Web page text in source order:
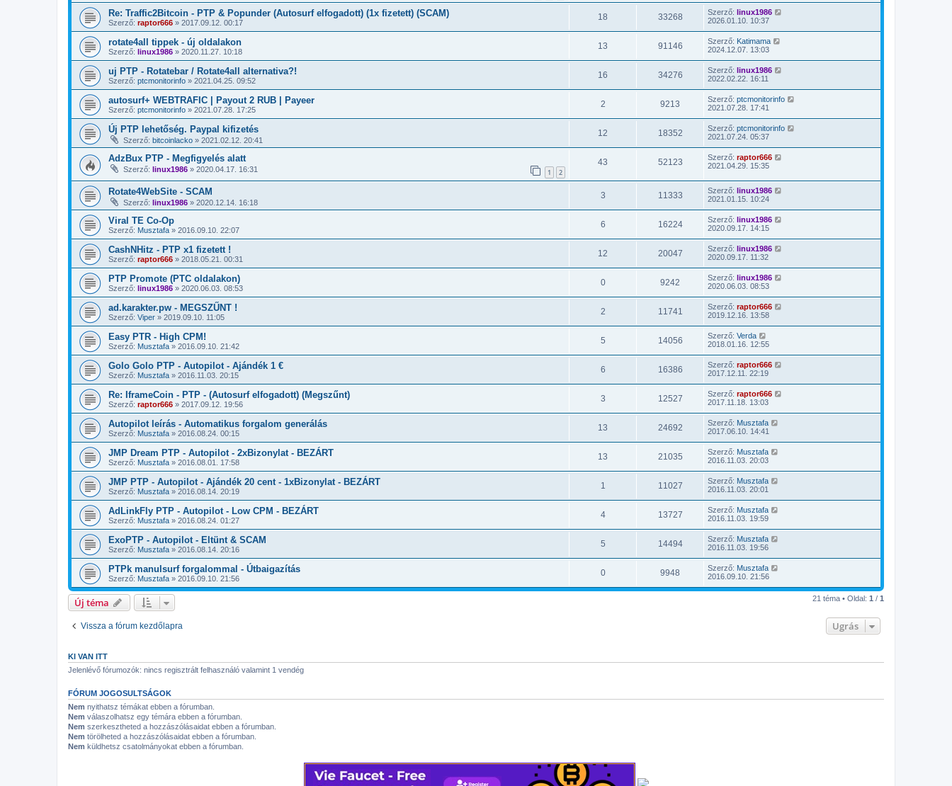
Re: Traffic2Bitcoin - PTP & Popunder (Autosurf elfogadott) (1x fizetett) (SCAM)
Szerző: raptor666 » 2017.09.12. 00:17
18 33268 Szerző: linux1986
2026.01.10. 10:37
rotate4all tippek - új oldalakon
Szerző: linux1986 » 2020.11.27. 10:18
13 91146 Szerző: Katimama
2024.12.07. 13:03
uj PTP - Rotatebar / Rotate4all alternativa?!
Szerző: ptcmonitorinfo » 2021.04.25. 09:52
16 34276 Szerző: linux1986
2022.02.22. 16:11
autosurf+ WEBTRAFIC | Payout 2 RUB | Payeer
Szerző: ptcmonitorinfo » 2021.07.28. 17:25
2 9213 Szerző: ptcmonitorinfo
2021.07.28. 17:41
Új PTP lehetőség. Paypal kifizetés
Szerző: bitcoinlacko » 2021.02.12. 20:41
12 18352 Szerző: ptcmonitorinfo
2021.07.24. 05:37
AdzBux PTP - Megfigyelés alatt
Szerző: linux1986 » 2020.04.17. 16:31 1 2
43 52123 Szerző: raptor666
2021.04.29. 15:35
Rotate4WebSite - SCAM
Szerző: linux1986 » 2020.12.14. 16:18
3 11333 Szerző: linux1986
2021.01.15. 10:24
Viral TE Co-Op
Szerző: Musztafa » 2016.09.10. 22:07
6 16224 Szerző: linux1986
2020.09.17. 14:15
CashNHitz - PTP x1 fizetett !
Szerző: raptor666 » 2018.05.21. 00:31
12 20047 Szerző: linux1986
2020.09.17. 11:32
PTP Promote (PTC oldalakon)
Szerző: linux1986 » 2020.06.03. 08:53
0 9242 Szerző: linux1986
2020.06.03. 08:53
ad.karakter.pw - MEGSZŰNT !
Szerző: Viper » 2019.09.10. 11:05
2 11741 Szerző: raptor666
2019.12.16. 13:58
Easy PTR - High CPM!
Szerző: Musztafa » 2016.09.10. 21:42
5 14056 Szerző: Verda
2018.01.16. 12:55
Golo Golo PTP - Autopilot - Ajándék 1 €
Szerző: Musztafa » 2016.11.03. 20:15
6 16386 Szerző: raptor666
2017.12.11. 22:19
Re: IframeCoin - PTP - (Autosurf elfogadott) (Megszűnt)
Szerző: raptor666 » 2017.09.12. 19:56
3 12527 Szerző: raptor666
2017.11.18. 13:03
Autopilot leírás - Automatikus forgalom generálás
Szerző: Musztafa » 2016.08.24. 00:15
13 24692 Szerző: Musztafa
2017.06.10. 14:41
JMP Dream PTP - Autopilot - 2xBizonylat - BEZÁRT
Szerző: Musztafa » 2016.08.01. 17:58
13 21035 Szerző: Musztafa
2016.11.03. 20:03
JMP PTP - Autopilot - Ajándék 20 cent - 1xBizonylat - BEZÁRT
Szerző: Musztafa » 2016.08.14. 20:19
1 11027 Szerző: Musztafa
2016.11.03. 20:01
AdLinkFly PTP - Autopilot - Low CPM - BEZÁRT
Szerző: Musztafa » 2016.08.24. 01:27
4 13727 Szerző: Musztafa
2016.11.03. 19:59
ExoPTP - Autopilot - Eltünt & SCAM
Szerző: Musztafa » 2016.08.14. 20:16
5 14494 Szerző: Musztafa
2016.11.03. 19:56
PTPk manulsurf forgalommal - Útbaigazítás
Szerző: Musztafa » 2016.09.10. 21:56
0 9948 Szerző: Musztafa
2016.09.10. 21:56
Új téma 21 téma • Oldal: 1 / 1
Vissza a fórum kezdőlapra Ugrás
KI VAN ITT
Jelenlévő fórumozók: nincs regisztrált felhasználó valamint 1 vendég
FÓRUM JOGOSULTSÁGOK
Nem nyithatsz témákat ebben a fórumban.
Nem válaszolhatsz egy témára ebben a fórumban.
Nem szerkesztheted a hozzászólásaidat ebben a fórumban.
Nem törölheted a hozzászólásaidat ebben a fórumban.
Nem küldhetsz csatolmányokat ebben a fórumban.